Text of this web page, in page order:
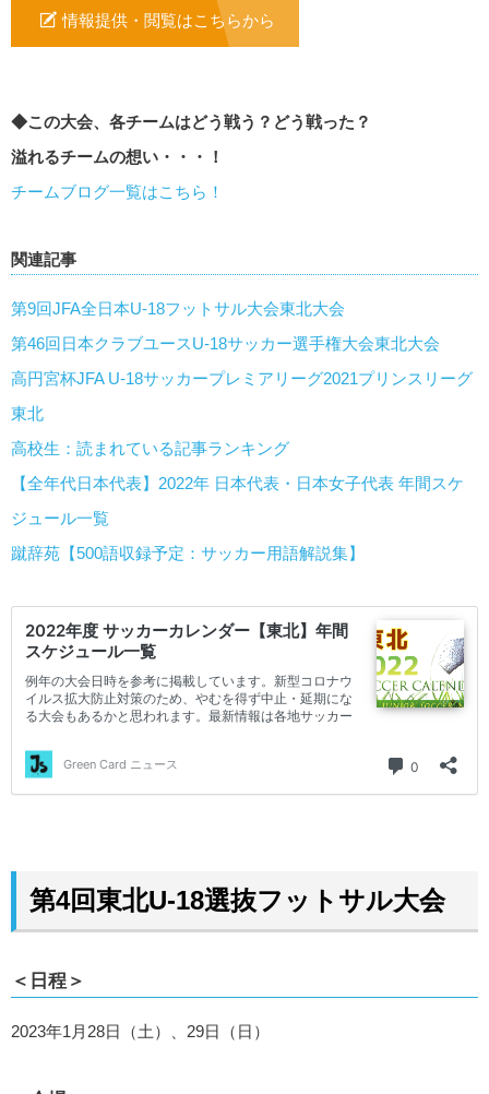
情報提供・閲覧はこちらから
◆この大会、各チームはどう戦う？どう戦った？
溢れるチームの想い・・・！
チームブログ一覧はこちら！
関連記事
第9回JFA全日本U-18フットサル大会東北大会
第46回日本クラブユースU-18サッカー選手権大会東北大会
高円宮杯JFA U-18サッカープレミアリーグ2021プリンスリーグ
東北
高校生：読まれている記事ランキング
【全年代日本代表】2022年 日本代表・日本女子代表 年間スケ
ジュール一覧
蹴辞苑【500語収録予定：サッカー用語解説集】
第4回東北U-18選抜フットサル大会
＜日程＞
2023年1月28日（土）、29日（日）